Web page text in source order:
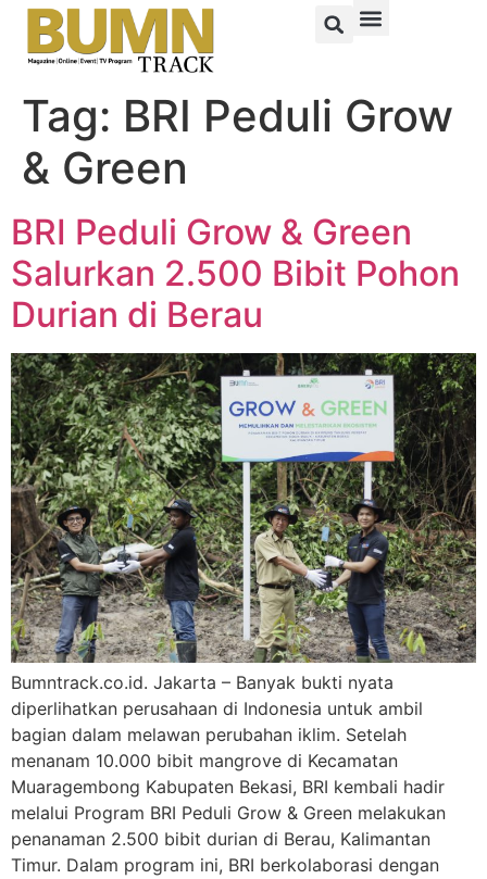
Tag: BRI Peduli Grow
& Green
BRI Peduli Grow & Green
Salurkan 2.500 Bibit Pohon
Durian di Berau
Bumntrack.co.id. Jakarta – Banyak bukti nyata
diperlihatkan perusahaan di Indonesia untuk ambil
bagian dalam melawan perubahan iklim. Setelah
menanam 10.000 bibit mangrove di Kecamatan
Muaragembong Kabupaten Bekasi, BRI kembali hadir
melalui Program BRI Peduli Grow & Green melakukan
penanaman 2.500 bibit durian di Berau, Kalimantan
Timur. Dalam program ini, BRI berkolaborasi dengan